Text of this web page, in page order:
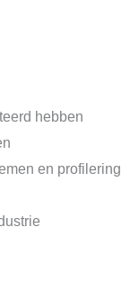
hebben
en profilering